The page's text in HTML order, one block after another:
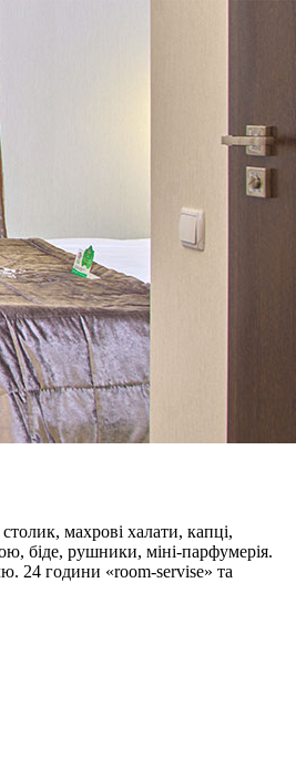
махрові халати, капці,
біде, рушники, міні-парфумерія.
24 години «room-servise» та